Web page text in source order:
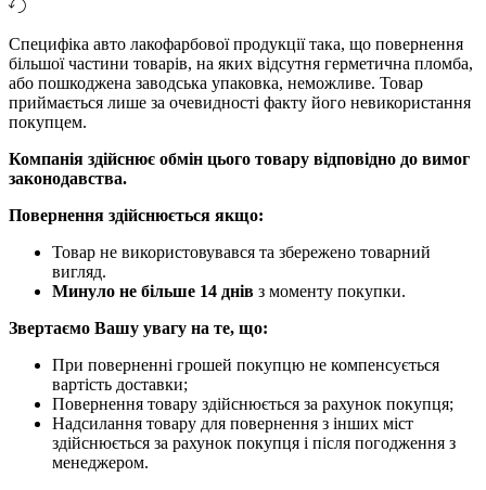
Специфіка авто лакофарбової продукції така, що повернення
більшої частини товарів, на яких відсутня герметична пломба,
або пошкоджена заводська упаковка, неможливе. Товар
приймається лише за очевидності факту його невикористання
покупцем.
Компанія здійснює обмін цього товару відповідно до вимог
законодавства.
Повернення здійснюється якщо:
Товар не використовувався та збережено товарний
вигляд.
Минуло не більше 14 днів з моменту покупки.
Звертаємо Вашу увагу на те, що:
При поверненні грошей покупцю не компенсується
вартість доставки;
Повернення товару здійснюється за рахунок покупця;
Надсилання товару для повернення з інших міст
здійснюється за рахунок покупця і після погодження з
менеджером.